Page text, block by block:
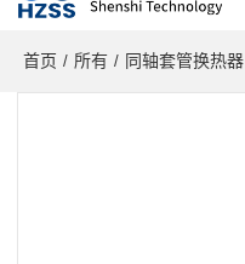
首页 / 所有 / 同轴套管换热器